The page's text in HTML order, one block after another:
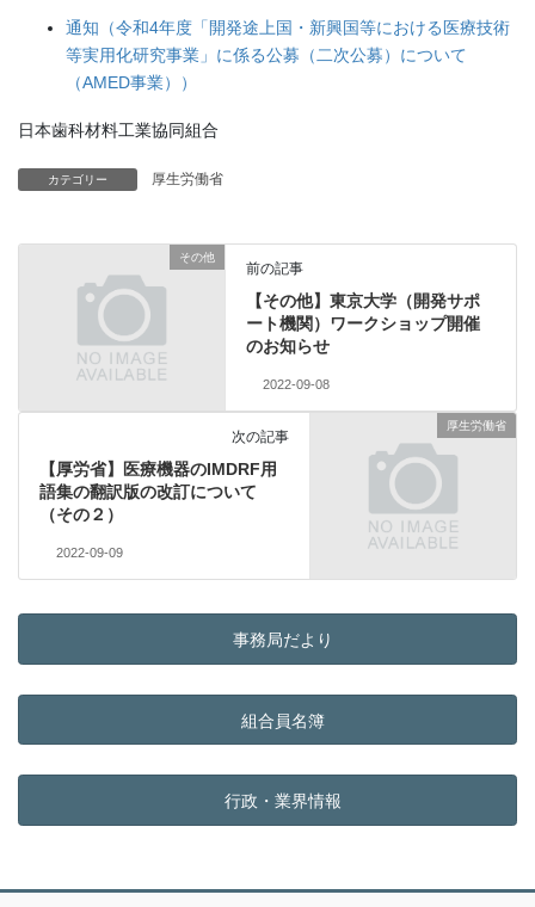
通知（令和4年度「開発途上国・新興国等における医療技術
等実用化研究事業」に係る公募（二次公募）について
（AMED事業））
日本歯科材料工業協同組合
カテゴリー 厚生労働省
その他
前の記事
【その他】東京大学（開発サポ
ート機関）ワークショップ開催
のお知らせ
2022-09-08
厚生労働省
次の記事
【厚労省】医療機器のIMDRF用
語集の翻訳版の改訂について
（その２）
2022-09-09
事務局だより
組合員名簿
行政・業界情報